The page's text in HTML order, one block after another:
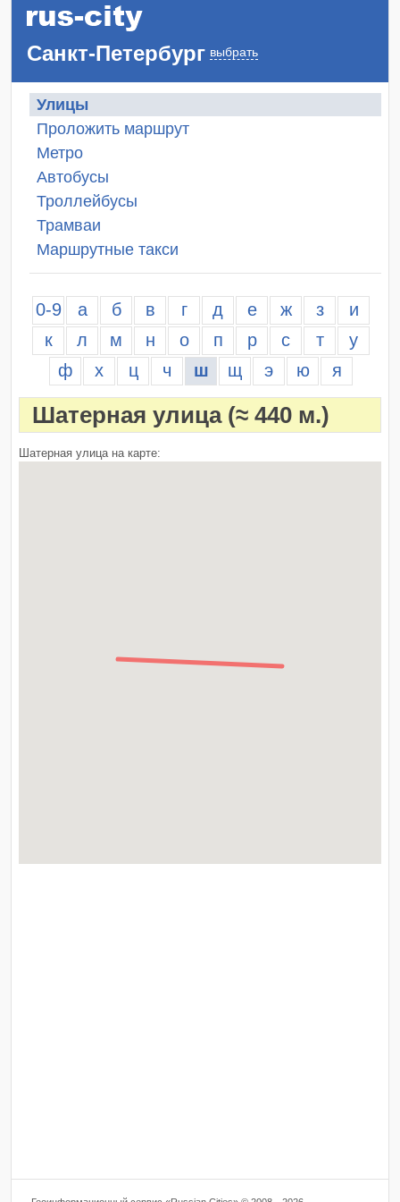
Санкт-Петербург выбрать
Улицы
Проложить маршрут
Метро
Автобусы
Троллейбусы
Трамваи
Маршрутные такси
0-9 а б в г д е ж з
и
к
л м н о п р с т
у
ф
х ц ч ш щ э ю я
Шатерная улица (≈ 440 м.)
Шатерная улица на карте: